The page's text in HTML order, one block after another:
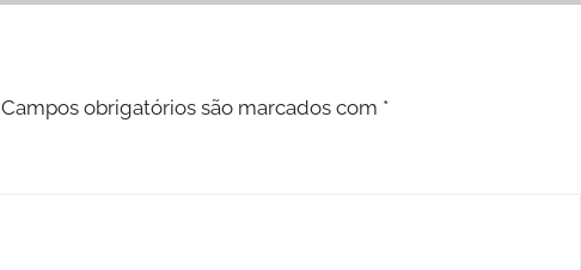
Campos obrigatórios são marcados com *